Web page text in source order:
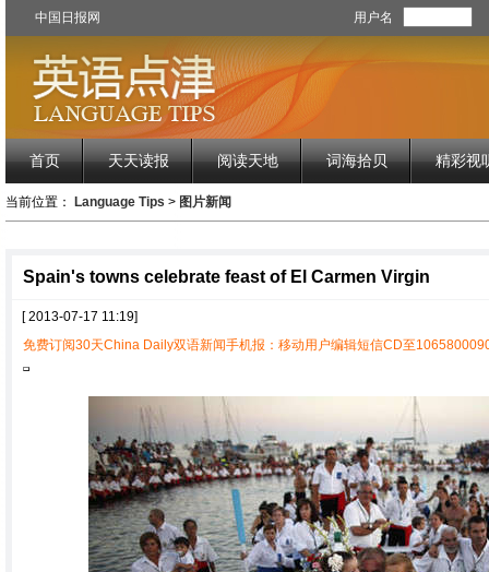
中国日报网 用户名
首页 天天读报 阅读天地 词海拾贝 精彩视
当前位置： Language Tips > 图片新闻
Spain's towns celebrate feast of El Carmen Virgin
[ 2013-07-17 11:19]
免费订阅30天China Daily双语新闻手机报：移动用户编辑短信CD至